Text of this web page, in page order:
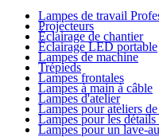
Lampes de travail
Projecteurs
Éclairage de chantier
Éclairage LED portable
Lampes de machine
Trépieds
Lampes frontales
Lampes à main à câble
Lampes d'atelier
Lampes pour ateliers
Lampes pour les
Lampes pour un lave-